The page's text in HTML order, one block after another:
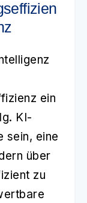
ein
KI-
sein, eine
über
zu